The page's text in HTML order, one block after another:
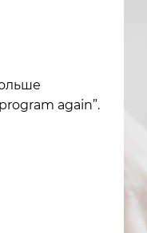
again”.